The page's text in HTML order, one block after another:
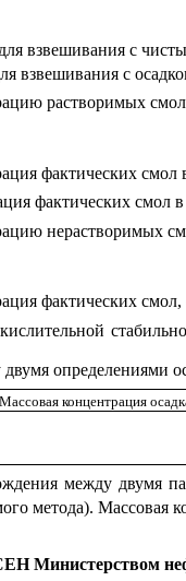
взвешивания с
взвешивания с
растворимых
фактических
фактических смол
нерастворимых
фактических
определениями
Массовая концентрация
между двумя
метода). Массовая
Министерством